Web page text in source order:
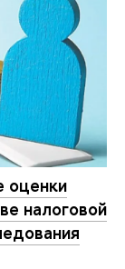
оценки
налоговой